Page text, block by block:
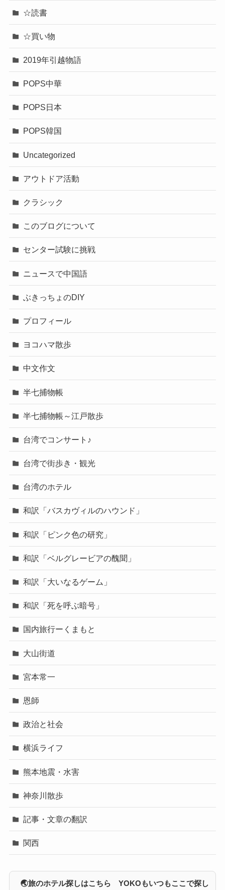
☆読書
☆買い物
2019年引越物語
POPS中華
POPS日本
POPS韓国
Uncategorized
アウトドア活動
クラシック
このブログについて
センター試験に挑戦
ニュースで中国語
ぶきっちょのDIY
プロフィール
ヨコハマ散歩
中文作文
半七捕物帳
半七捕物帳～江戸散歩
台湾でコンサート♪
台湾で街歩き・観光
台湾のホテル
和訳「バスカヴィルのハウンド」
和訳「ピンク色の研究」
和訳「ベルグレービアの醜聞」
和訳「大いなるゲーム」
和訳「死を呼ぶ暗号」
国内旅行ーくまもと
大山街道
宮本常一
恩師
政治と社会
横浜ライフ
熊本地震・水害
神奈川散歩
記事・文章の翻訳
関西
🌏旅のホテル探しはこちら YOKOもいつもここで探し